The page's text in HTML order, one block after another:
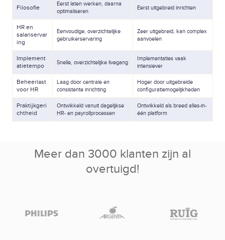
Filosofie
Eerst laten werken, daarna
optimaliseren
Eerst uitgebreid inrichten
HR en
salariservar
ing
Eenvoudige, overzichtelijke
gebruikerservaring
Zeer uitgebreid, kan complex
aanvoelen
Implement
atietempo
Snelle, overzichtelijke livegang
Implementaties vaak
intensiever
Beheerlast
voor HR
Laag door centrale en
consistente inrichting
Hoger door uitgebreide
configuratiemogelijkheden
Praktijkgeri
chtheid
Ontwikkeld vanuit dagelijkse
HR- en payrollprocessen
Ontwikkeld als breed alles-in-
één platform
Meer dan 3000 klanten zijn al
overtuigd!